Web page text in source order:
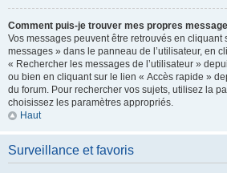
Comment puis-je trouver mes propres
Vos messages peuvent être retrouvés en cliquant
messages » dans le panneau de l’utilisateur, en
« Rechercher les messages de l’utilisateur »
ou bien en cliquant sur le lien « Accès rapide »
du forum. Pour rechercher vos sujets, utilisez la
choisissez les paramètres appropriés.
Haut
Surveillance et favoris